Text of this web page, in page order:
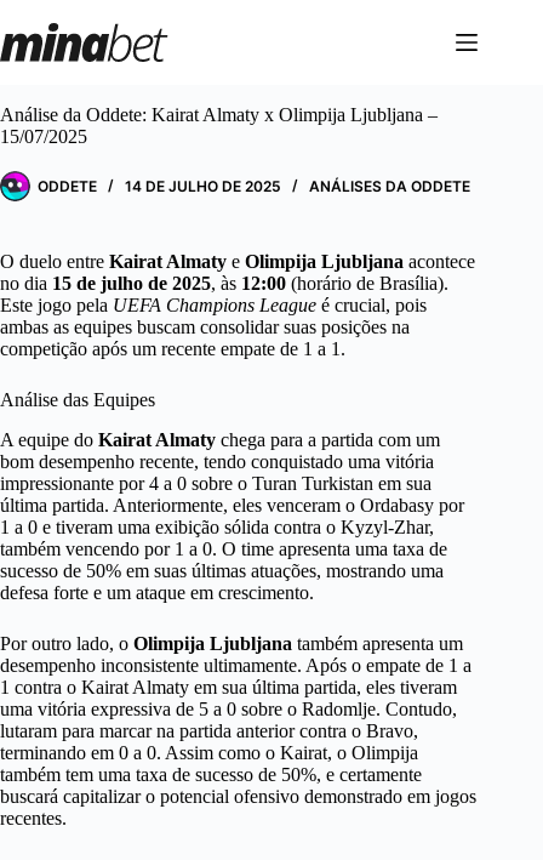
para
o
Análise da Oddete: Kairat Almaty x Olimpija Ljubljana –
15/07/2025
ODDETE 14 DE JULHO DE 2025 ANÁLISES DA ODDETE
O duelo entre Kairat Almaty e Olimpija Ljubljana acontece
no dia 15 de julho de 2025, às 12:00 (horário de Brasília).
Este jogo pela UEFA Champions League é crucial, pois
ambas as equipes buscam consolidar suas posições na
competição após um recente empate de 1 a 1.
Análise das Equipes
A equipe do Kairat Almaty chega para a partida com um
bom desempenho recente, tendo conquistado uma vitória
impressionante por 4 a 0 sobre o Turan Turkistan em sua
última partida. Anteriormente, eles venceram o Ordabasy por
1 a 0 e tiveram uma exibição sólida contra o Kyzyl-Zhar,
também vencendo por 1 a 0. O time apresenta uma taxa de
sucesso de 50% em suas últimas atuações, mostrando uma
defesa forte e um ataque em crescimento.
Por outro lado, o Olimpija Ljubljana também apresenta um
desempenho inconsistente ultimamente. Após o empate de 1 a
1 contra o Kairat Almaty em sua última partida, eles tiveram
uma vitória expressiva de 5 a 0 sobre o Radomlje. Contudo,
lutaram para marcar na partida anterior contra o Bravo,
terminando em 0 a 0. Assim como o Kairat, o Olimpija
também tem uma taxa de sucesso de 50%, e certamente
buscará capitalizar o potencial ofensivo demonstrado em jogos
recentes.